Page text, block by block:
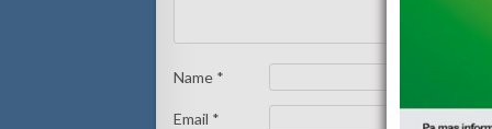
Name *
Email *